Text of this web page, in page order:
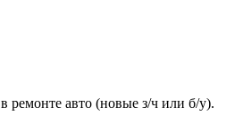
ремонте авто (новые з/ч или б/у).